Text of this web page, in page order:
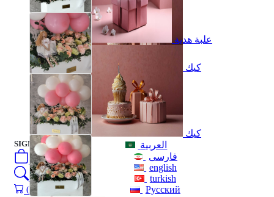
كيك
العربية
فارسی
english
turkish
Русский
SIGN IN/SIGN UP
0öğeler
Search
0öğeler 0.00₺
علبة هدية
كيك
العربية
فارسی
english
turkish
Русский